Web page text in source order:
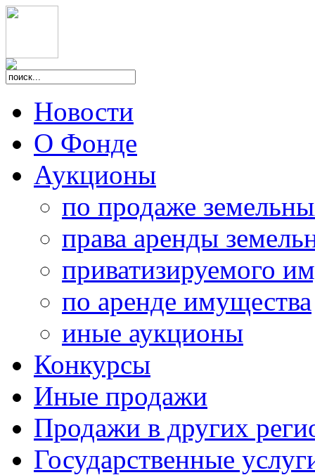
Новости
О Фонде
Аукционы
по продаже
права аренды
приватизируемого
по аренде имущества
иные аукционы
Конкурсы
Иные продажи
Продажи в других
Государственные